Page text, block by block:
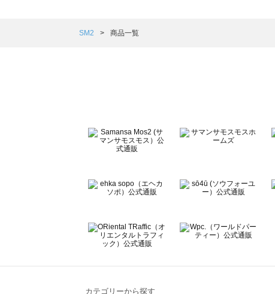
Samansa Mos2 Lagom（サマンサモスモス ラーゴム）の一覧
BETTY'S BLUE（べティーズブルー）の一覧
Wpc.（ワールドパーティー）の一覧
SM2 商品一覧
カテゴリーから探す